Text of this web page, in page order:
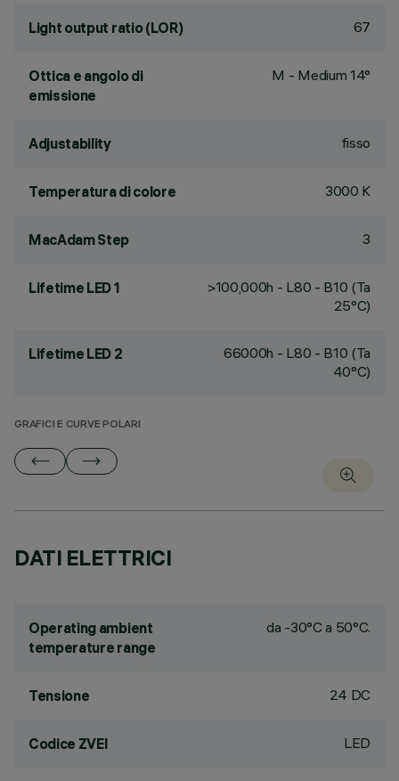
Light output ratio (LOR) 67
Ottica e angolo di
emissione
M - Medium 14°
Adjustability fisso
Temperatura di colore 3000 K
MacAdam Step 3
Lifetime LED 1
>100,000h - L80 - B10 (Ta
25°C)
Lifetime LED 2
66000h - L80 - B10 (Ta
40°C)
GRAFICI E CURVE POLARI
DATI ELETTRICI
Operating ambient
temperature range
da -30°C a 50°C.
Tensione 24 DC
Codice ZVEI LED